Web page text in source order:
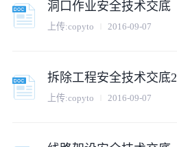
洞口作业安全技术交底
上传:copyto 2016-09-07
拆除工程安全技术交底2
上传:copyto 2016-09-07